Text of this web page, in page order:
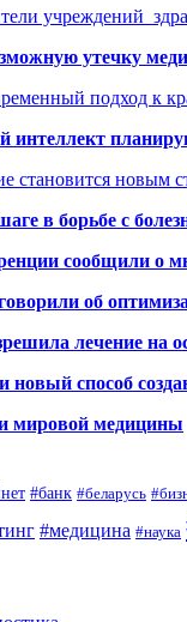
учреждений
утечку
подход к
интеллект
становится новым
в борьбе с
сообщили о
об
лечение на
способ
мировой медицины
#банк #беларусь
#медицина #наука